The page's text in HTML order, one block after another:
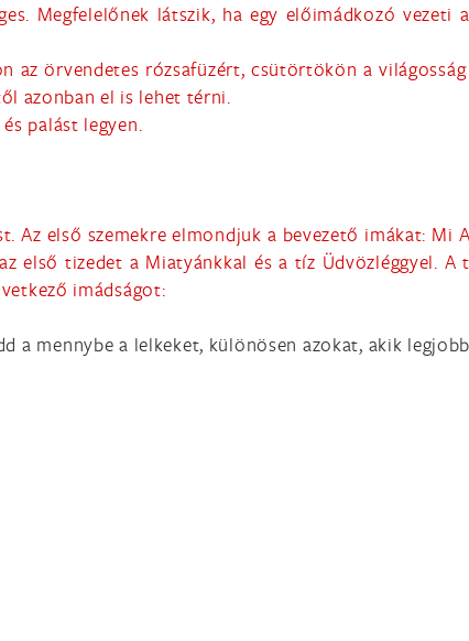
Megfelelőnek látszik, ha egy előimádkozó vezeti
az örvendetes rózsafüzért, csütörtökön a
azonban el is lehet térni.
palást legyen.
első szemekre elmondjuk a bevezető imákat: Mi
első tizedet a Miatyánkkal és a tíz Üdvözléggyel. A
imádságot:
a mennybe a lelkeket, különösen azokat, akik